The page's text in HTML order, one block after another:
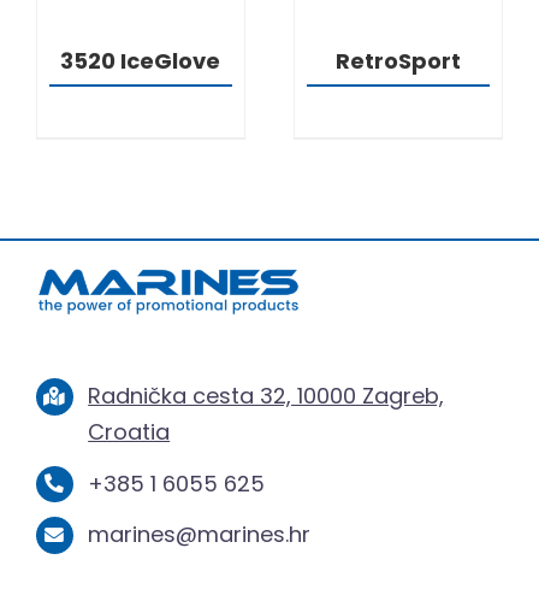
3520 IceGlove RetroSport
Radnička cesta 32, 10000 Zagreb,
Croatia
+385 1 6055 625
marines@marines.hr